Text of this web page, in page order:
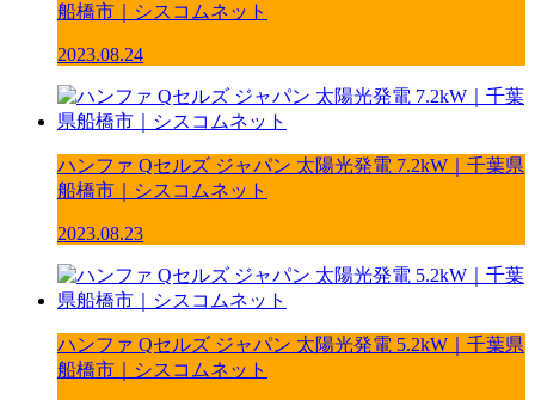
船橋市｜シスコムネット
2023.08.24
ハンファ Qセルズ ジャパン 太陽光発電 7.2kW｜千葉県
船橋市｜シスコムネット
2023.08.23
ハンファ Qセルズ ジャパン 太陽光発電 5.2kW｜千葉県
船橋市｜シスコムネット